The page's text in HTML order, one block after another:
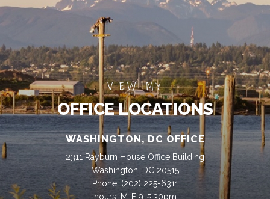
VIEW MY
OFFICE LOCATIONS
WASHINGTON, DC OFFICE
2311 Rayburn House Office Building
Washington, DC 20515
Phone: (202) 225-6311
hours: M-F 9-5:30pm